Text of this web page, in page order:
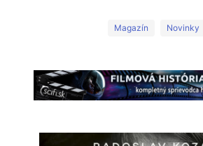
Magazín Novinky